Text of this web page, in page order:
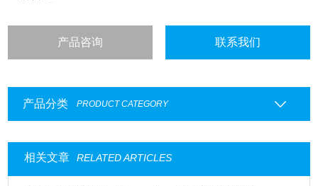
产品咨询 联系我们
产品分类 PRODUCT CATEGORY
相关文章 RELATED ARTICLES